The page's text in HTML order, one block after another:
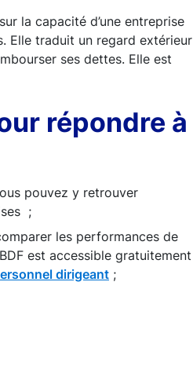
la capacité d’une entreprise
Elle traduit un regard extérieur
ses dettes. Elle est
répondre à
pouvez y retrouver
;
les performances de
est accessible gratuitement
dirigeant ;